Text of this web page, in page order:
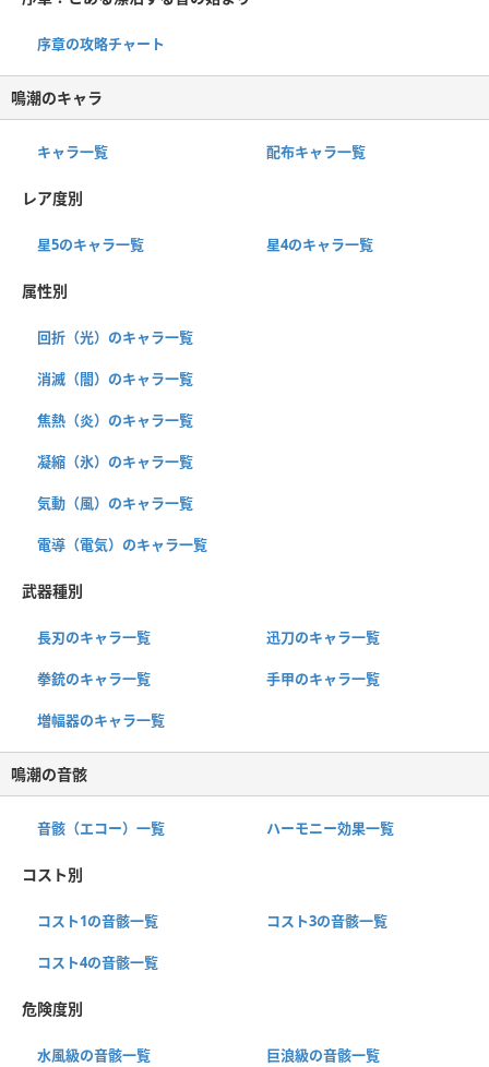
序章の攻略チャート
鳴潮のキャラ
キャラ一覧 配布キャラ一覧
レア度別
星5のキャラ一覧 星4のキャラ一覧
属性別
回折（光）のキャラ一覧
消滅（闇）のキャラ一覧
焦熱（炎）のキャラ一覧
凝縮（氷）のキャラ一覧
気動（風）のキャラ一覧
電導（電気）のキャラ一覧
武器種別
長刃のキャラ一覧 迅刀のキャラ一覧
拳銃のキャラ一覧 手甲のキャラ一覧
増幅器のキャラ一覧
鳴潮の音骸
音骸（エコー）一覧 ハーモニー効果一覧
コスト別
コスト1の音骸一覧 コスト3の音骸一覧
コスト4の音骸一覧
危険度別
水風級の音骸一覧 巨浪級の音骸一覧